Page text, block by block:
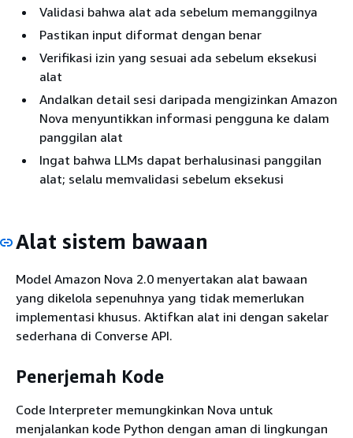
Validasi bahwa alat ada sebelum memanggilnya
Pastikan input diformat dengan benar
Verifikasi izin yang sesuai ada sebelum eksekusi
alat
Andalkan detail sesi daripada mengizinkan Amazon
Nova menyuntikkan informasi pengguna ke dalam
panggilan alat
Ingat bahwa LLMs dapat berhalusinasi panggilan
alat; selalu memvalidasi sebelum eksekusi
Alat sistem bawaan
Model Amazon Nova 2.0 menyertakan alat bawaan
yang dikelola sepenuhnya yang tidak memerlukan
implementasi khusus. Aktifkan alat ini dengan sakelar
sederhana di Converse API.
Penerjemah Kode
Code Interpreter memungkinkan Nova untuk
menjalankan kode Python dengan aman di lingkungan